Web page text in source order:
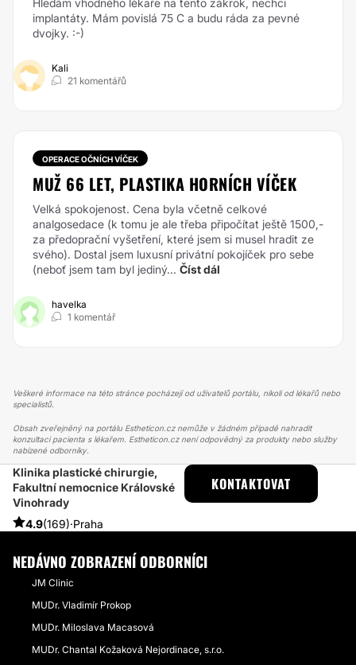
Hledám vhodného lékaře na tento zákrok, nechci
implantáty. Mám povislá 75 C a budu ráda za pevné
dvojky. :-)
Kali
21 komentářů
OPERACE OČNÍCH VÍČEK
MUŽ 66 LET, PLASTIKA HORNÍCH VÍČEK
Velká spokojenost. Cena byla včetně celkové
analgosedace (k tomu je ale třeba připočítat ještě 1500,-
za předoprační vyšetření, které jsem si musel hradit ze
svého). Dostal jsem luxusní privátní pokojíček pro sebe
(neboť jsem tam byl jediný... Číst dál
havelka
1 komentář
Veškeré informace na této stránce pocházejí od uživatelů portálu, nikoli od lékařů nebo
specialistů.
Obsah zveřejněný na portálu Estheticon.cz nemůže v žádném případě nahradit
konzultaci pacienta s lékařem. Estheticon.cz není odpovědný za produkty nebo služby
nabízené odborníky.
Klinika plastické chirurgie,
Fakultní nemocnice Královské
Vinohrady
4.9(169)·Praha
KONTAKTOVAT
ESTHETICON
PŘÍBĚHY
PŘÍBĚHY TÝKAJÍCÍ SE ZÁKROKU ZMENŠENÍ PRSOU
RECENZE ZMENŠENÍ PRSOU MUDR. SCHWARZMANNOVÁ
NEDÁVNO ZOBRAZENÍ ODBORNÍCI
JM Clinic
MUDr. Vladimír Prokop
MUDr. Miloslava Macasová
MUDr. Chantal Kožaková Nejordinace, s.r.o.